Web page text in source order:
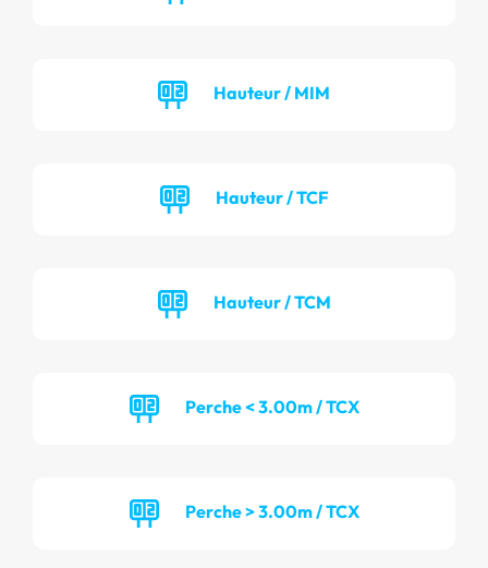
Hauteur / MIM
Hauteur / TCF
Hauteur / TCM
Perche < 3.00m / TCX
Perche > 3.00m / TCX